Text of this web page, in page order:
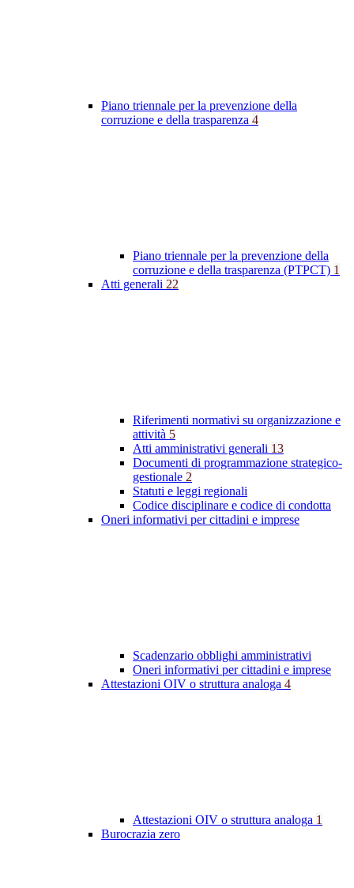
Piano triennale per la prevenzione della
corruzione e della trasparenza 4
Piano triennale per la prevenzione della
corruzione e della trasparenza (PTPCT) 1
Atti generali 22
Riferimenti normativi su organizzazione e
attività 5
Atti amministrativi generali 13
Documenti di programmazione strategico-
gestionale 2
Statuti e leggi regionali
Codice disciplinare e codice di condotta
Oneri informativi per cittadini e imprese
Scadenzario obblighi amministrativi
Oneri informativi per cittadini e imprese
Attestazioni OIV o struttura analoga 4
Attestazioni OIV o struttura analoga 1
Burocrazia zero